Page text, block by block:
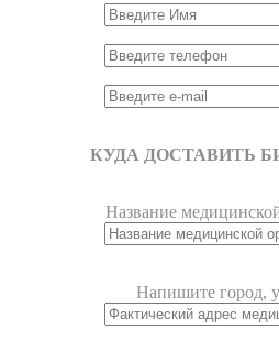
КУДА ДОСТАВИТЬ
Название
Напишите город,